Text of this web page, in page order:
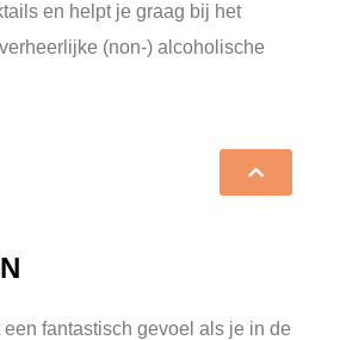
en helpt je graag bij het
(non-) alcoholische
een fantastisch gevoel als je in de